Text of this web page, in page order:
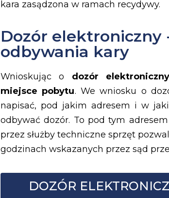
kara zasądzona w ramach recydywy.
Dozór elektroniczny
odbywania kary
Wnioskując o dozór
miejsce pobytu. We wniosku o
napisać, pod jakim adresem i w
odbywać dozór. To pod tym
przez służby techniczne sprzęt
godzinach wskazanych przez sąd
DOZÓR